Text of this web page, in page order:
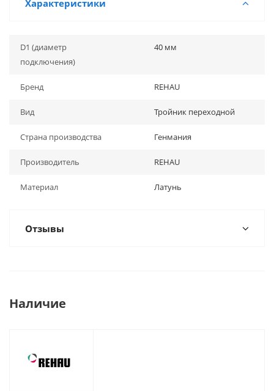
Характеристики
D1 (диаметр
подключения)
40 мм
Бренд REHAU
Вид Тройник переходной
Страна производства Генмания
Производитель REHAU
Материал Латунь
Отзывы
Наличие